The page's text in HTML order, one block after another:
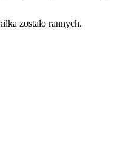
zostało rannych.